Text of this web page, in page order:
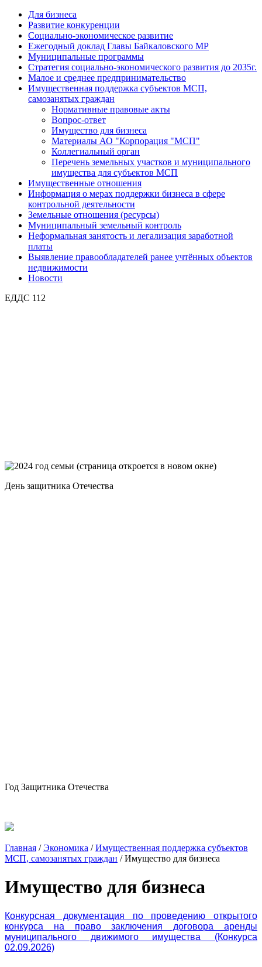
Для бизнеса
Развитие конкуренции
Социально-экономическое развитие
Ежегодный доклад Главы Байкаловского МР
Муниципальные программы
Стратегия социально-экономического развития до 2035г.
Малое и среднее предпринимательство
Имущественная поддержка субъектов МСП,
самозанятых граждан
Нормативные правовые акты
Вопрос-ответ
Имущество для бизнеса
Материалы АО "Корпорация "МСП"
Коллегиальный орган
Перечень земельных участков и муниципального
имущества для субъектов МСП
Имущественные отношения
Информация о мерах поддержки бизнеса в сфере
контрольной деятельности
Земельные отношения (ресурсы)
Муниципальный земельный контроль
Неформальная занятость и легализация заработной
платы
Выявление правообладателей ранее учтённых объектов
недвижимости
Новости
ЕДДС 112
День защитника Отечества
Год Защитника Отечества
Главная /Экономика /Имущественная поддержка субъектов
МСП, самозанятых граждан /Имущество для бизнеса
Имущество для бизнеса
Конкурсная документация по проведению открытого
конкурса на право заключения договора аренды
муниципального движимого имущества (Конкурса
02.09.2026)